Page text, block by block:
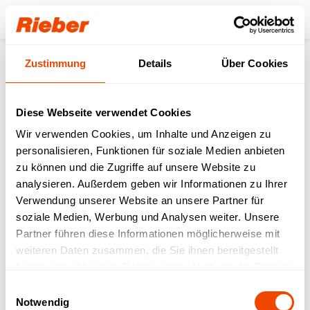
Zustimmung Details Über Cookies
Diese Webseite verwendet Cookies
Wir verwenden Cookies, um Inhalte und Anzeigen zu
personalisieren, Funktionen für soziale Medien anbieten
zu können und die Zugriffe auf unsere Website zu
analysieren. Außerdem geben wir Informationen zu Ihrer
Verwendung unserer Website an unsere Partner für
soziale Medien, Werbung und Analysen weiter. Unsere
Partner führen diese Informationen möglicherweise mit
weiteren Daten zusammen, die Sie ihnen bereitgestellt
Notwendig
Login
Unser Download-
Bereich für Sie.
Step 1: Wählen Sie Ihr Produkt / Ihre
Produktfamilie aus
Step 2: Wählen sie Ihren Download-Typ aus
FREI VERFÜGBAR
| Datenblätter |
Betriebsanleitungen | Prospekte | Kataloge
MIT LOGIN VERFÜGBAR| Bruttopreislisten |